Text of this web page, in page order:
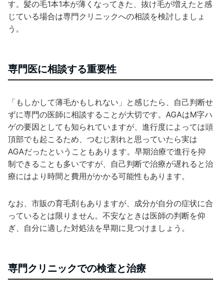
す。髪の毛1本1本が薄くなってきた、抜け毛が増えたと感
じている場合は専門クリニックへの相談を検討しましょ
う。
専門医に相談する重要性
「もしかして薄毛かもしれない」と感じたら、自己判断せ
ずに専門の医師に相談することが大切です。AGAはM字ハ
ゲの要因としても知られていますが、進行度によっては頭
頂部でも起こるため、つむじ割れと思っていたら実は
AGAだったということもあります。早期治療で進行を抑
制できることも多いですが、自己判断で治療が遅れると治
療にはより時間と費用がかかる可能性もあります。
なお、市販の育毛剤もありますが、成分が自分の症状に合
っているとは限りません。不安なときは医師の判断を仰
ぎ、自分に適した対処法を早期に見つけましょう。
専門クリニックでの検査と治療